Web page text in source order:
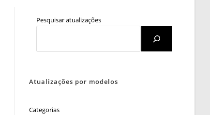
Pesquisar atualizações
Atualizações por modelos
Categorias